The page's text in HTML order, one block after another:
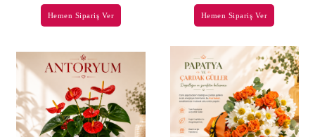
Hemen Sipariş Ver Hemen Sipariş Ver